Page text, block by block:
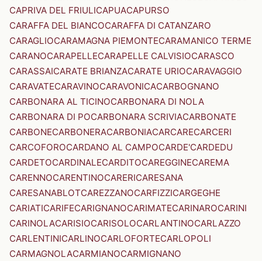
CAPRIVA DEL FRIULICAPUACAPURSO
CARAFFA DEL BIANCOCARAFFA DI CATANZARO
CARAGLIOCARAMAGNA PIEMONTECARAMANICO TERME
CARANOCARAPELLECARAPELLE CALVISIOCARASCO
CARASSAICARATE BRIANZACARATE URIOCARAVAGGIO
CARAVATECARAVINOCARAVONICACARBOGNANO
CARBONARA AL TICINOCARBONARA DI NOLA
CARBONARA DI POCARBONARA SCRIVIACARBONATE
CARBONECARBONERACARBONIACARCARECARCERI
CARCOFOROCARDANO AL CAMPOCARDE'CARDEDU
CARDETOCARDINALECARDITOCAREGGINECAREMA
CARENNOCARENTINOCARERICARESANA
CARESANABLOTCAREZZANOCARFIZZICARGEGHE
CARIATICARIFECARIGNANOCARIMATECARINAROCARINI
CARINOLACARISIOCARISOLOCARLANTINOCARLAZZO
CARLENTINICARLINOCARLOFORTECARLOPOLI
CARMAGNOLACARMIANOCARMIGNANO